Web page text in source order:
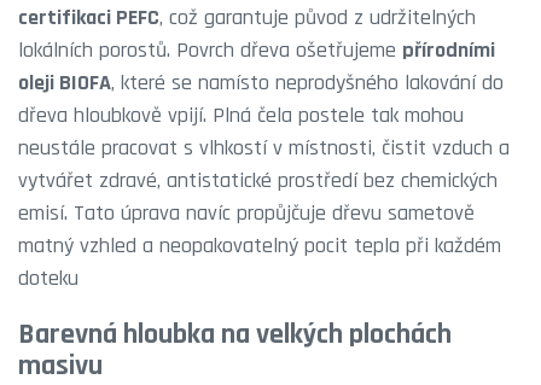
certifikaci PEFC, což garantuje původ z udržitelných
lokálních porostů. Povrch dřeva ošetřujeme přírodními
oleji BIOFA, které se namísto neprodyšného lakování do
dřeva hloubkově vpijí. Plná čela postele tak mohou
neustále pracovat s vlhkostí v místnosti, čistit vzduch a
vytvářet zdravé, antistatické prostředí bez chemických
emisí. Tato úprava navíc propůjčuje dřevu sametově
matný vzhled a neopakovatelný pocit tepla při každém
doteku
Barevná hloubka na velkých plochách
masivu